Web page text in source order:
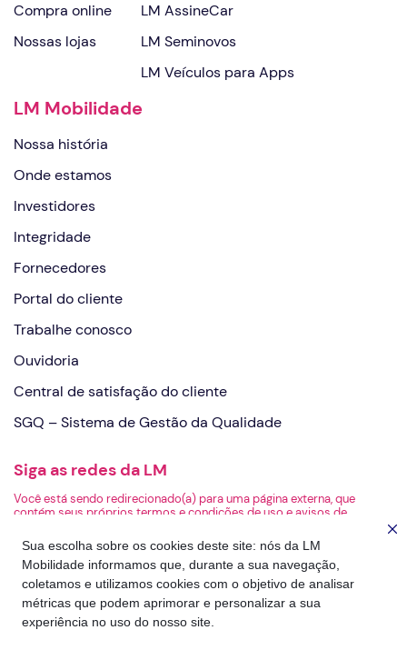
Sua escolha sobre os cookies deste site: nós da LM
Mobilidade informamos que, durante a sua navegação,
coletamos e utilizamos cookies com o objetivo de analisar
métricas que podem aprimorar e personalizar a sua
experiência no uso do nosso site.
Compra online
Nossas lojas
LM AssineCar
LM Veículos para Apps
LM Seminovos
LM Mobilidade
Nossa história
Onde estamos
Investidores
Integridade
Fornecedores
Portal do cliente
Trabalhe conosco
Ouvidoria
Central de satisfação do cliente
SGQ – Sistema de Gestão da Qualidade
Siga as redes da LM
Você está sendo redirecionado(a) para uma página externa, que
contém seus próprios termos e condições de uso e avisos de
de privacidade da página de destino.